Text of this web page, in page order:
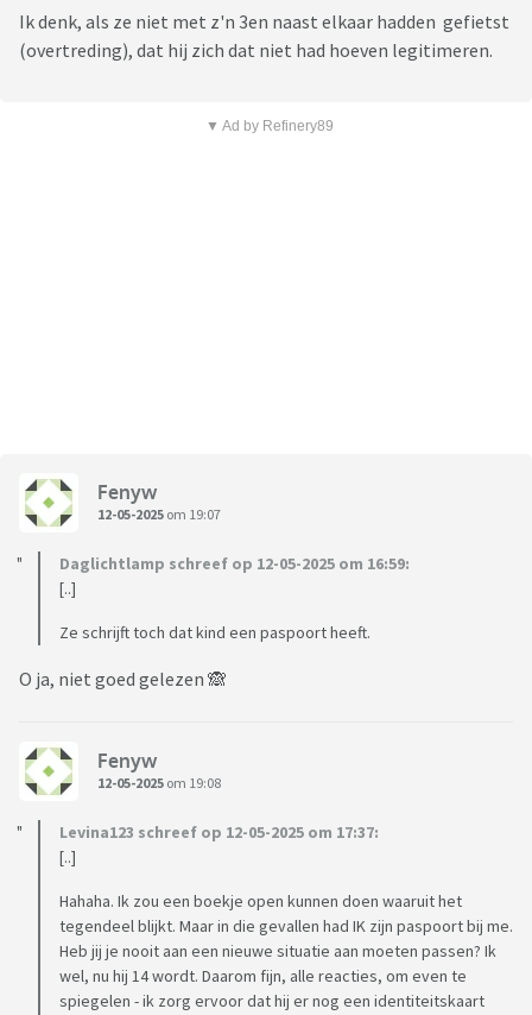
Ik denk, als ze niet met z'n 3en naast elkaar hadden gefietst
(overtreding), dat hij zich dat niet had hoeven legitimeren.
▼ Ad by Refinery89
Fenyw
12-05-2025 om 19:07
Daglichtlamp schreef op 12-05-2025 om 16:59:
[..]
Ze schrijft toch dat kind een paspoort heeft.
O ja, niet goed gelezen 🙈
Fenyw
12-05-2025 om 19:08
Levina123 schreef op 12-05-2025 om 17:37:
[..]
Hahaha. Ik zou een boekje open kunnen doen waaruit het
tegendeel blijkt. Maar in die gevallen had IK zijn paspoort bij me.
Heb jij je nooit aan een nieuwe situatie aan moeten passen? Ik
wel, nu hij 14 wordt. Daarom fijn, alle reacties, om even te
spiegelen - ik zorg ervoor dat hij er nog een identiteitskaart